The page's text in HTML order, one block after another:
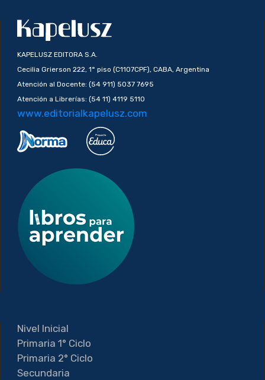
KAPELUSZ EDITORA S.A.
Cecilia Grierson 222, 1° piso (C1107CPF), CABA, Argentina
Atención al Docente: (54 911) 5037 7695
Atención a Librerías: (54 11) 4119 5110
www.editorialkapelusz.com
Nivel Inicial
Primaria 1° Ciclo
Primaria 2° Ciclo
Secundaria